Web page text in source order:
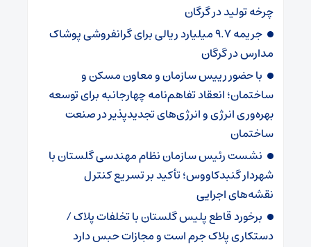
چرخه تولید در گرگان
جریمه ۹.۷ میلیارد ریالی برای گرانفروشی پوشاک
مدارس در گرگان
با حضور رییس سازمان و معاون مسکن و
ساختمان؛ انعقاد تفاهم‌نامه چهارجانبه برای توسعه
بهره‌وری انرژی و انرژی‌های تجدیدپذیر در صنعت
ساختمان
نشست رئیس سازمان نظام مهندسی گلستان با
شهردار گنبدکاووس؛ تأکید بر تسریع کنترل
نقشه‌های اجرایی
برخورد قاطع پلیس گلستان با تخلفات پلاک /
دستکاری پلاک جرم است و مجازات حبس دارد